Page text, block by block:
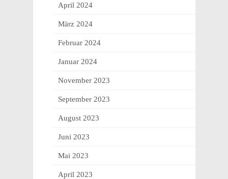
April 2024
März 2024
Februar 2024
Januar 2024
November 2023
September 2023
August 2023
Juni 2023
Mai 2023
April 2023